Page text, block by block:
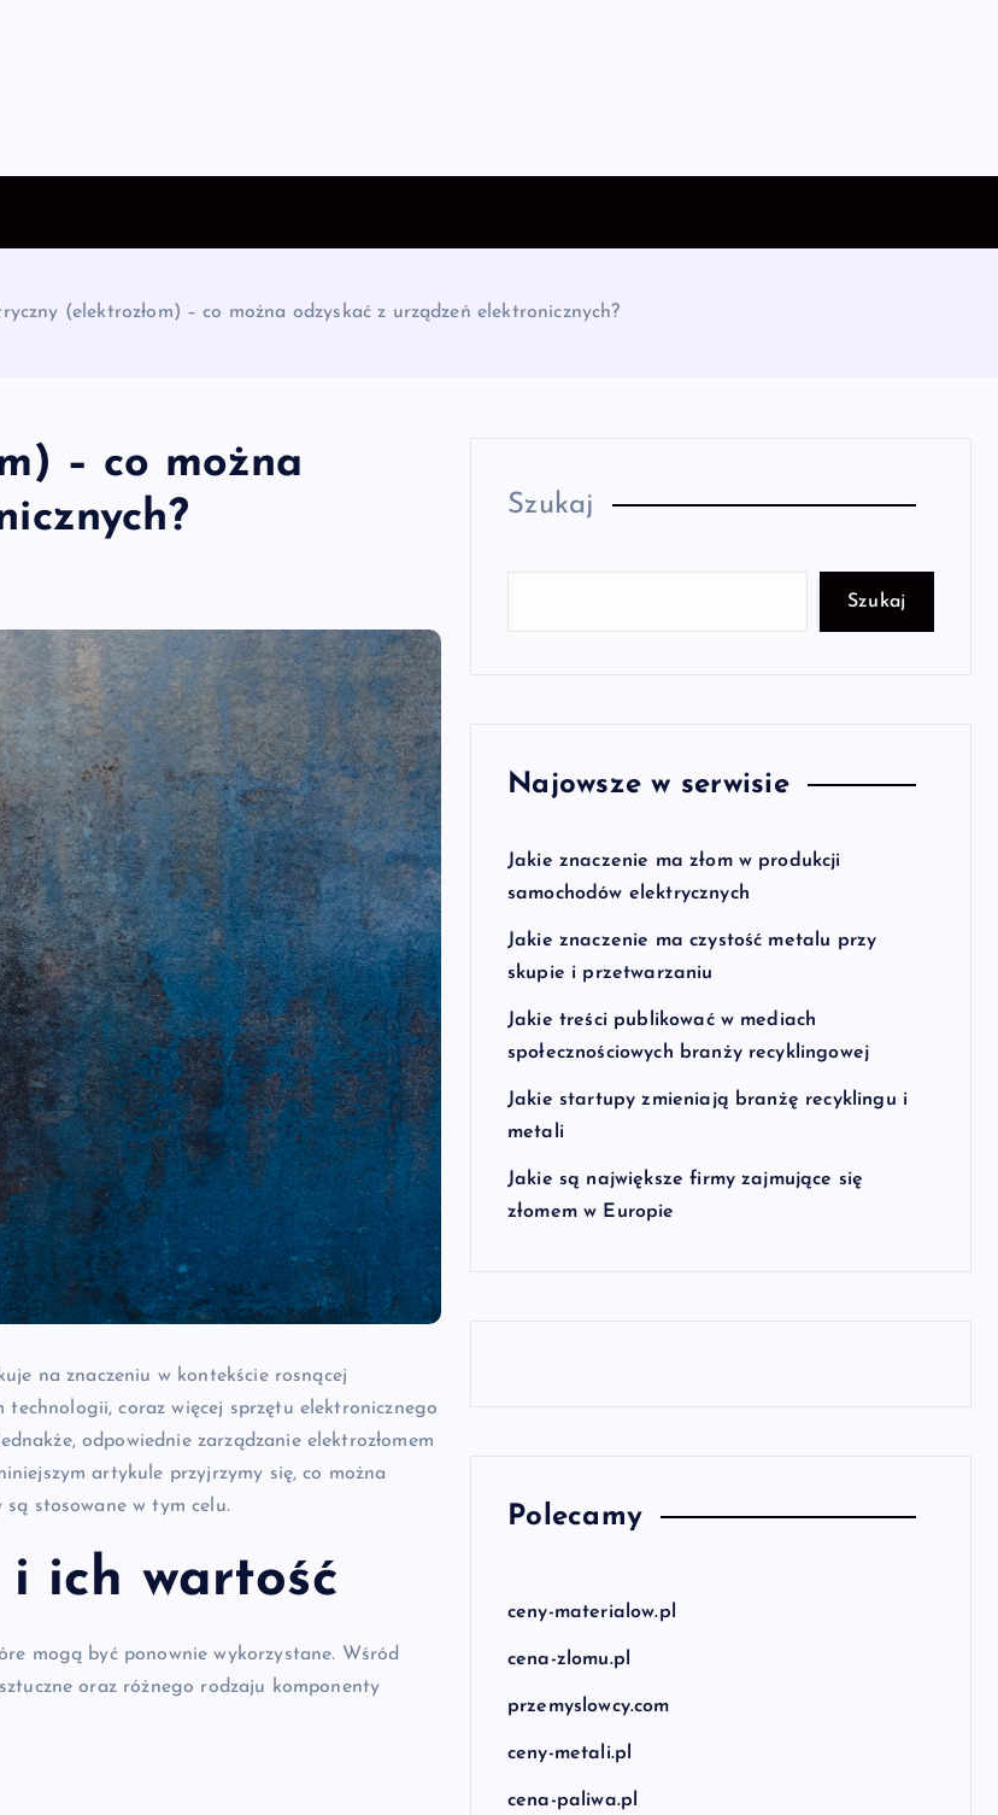
(elektrozłom) – co można odzyskać z urządzeń elektronicznych?
– co można
na znaczeniu w kontekście rosnącej
technologii, coraz więcej sprzętu elektronicznego
odpowiednie zarządzanie elektrozłomem
artykule przyjrzymy się, co można
stosowane w tym celu.
i ich wartość
mogą być ponownie wykorzystane. Wśród
oraz różnego rodzaju komponenty
Szukaj
Szukaj
Najowsze w serwisie
Jakie znaczenie ma złom w produkcji
samochodów elektrycznych
Jakie znaczenie ma czystość metalu przy
skupie i przetwarzaniu
Jakie treści publikować w mediach
społecznościowych branży recyklingowej
Jakie startupy zmieniają branżę recyklingu i
metali
Jakie są największe firmy zajmujące się
złomem w Europie
Polecamy
ceny-materialow.pl
cena-zlomu.pl
przemyslowcy.com
ceny-metali.pl
cena-paliwa.pl